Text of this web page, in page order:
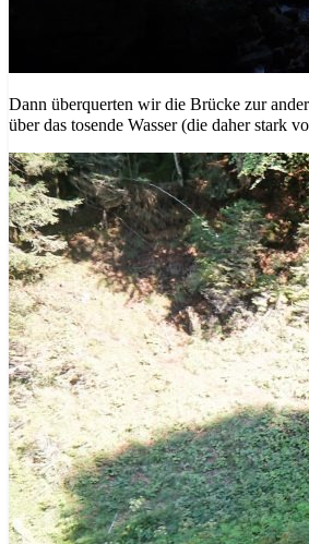
Dann überquerten wir die Brücke zur
über das tosende Wasser (die daher stark